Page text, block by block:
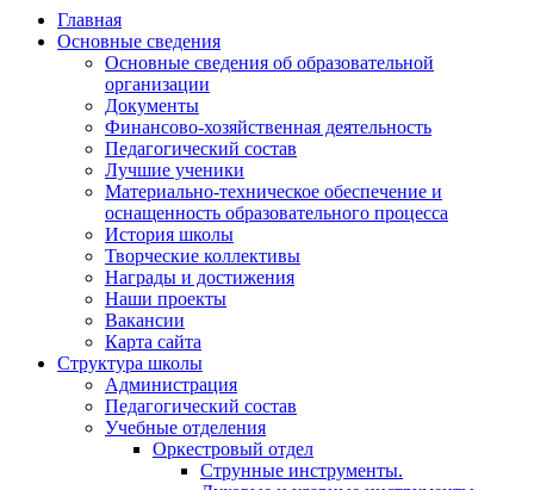
Главная
Основные сведения
Основные сведения об образовательной
организации
Документы
Финансово-хозяйственная деятельность
Педагогический состав
Лучшие ученики
Материально-техническое обеспечение и
оснащенность образовательного процесса
История школы
Творческие коллективы
Награды и достижения
Наши проекты
Вакансии
Карта сайта
Структура школы
Администрация
Педагогический состав
Учебные отделения
Оркестровый отдел
Струнные инструменты.